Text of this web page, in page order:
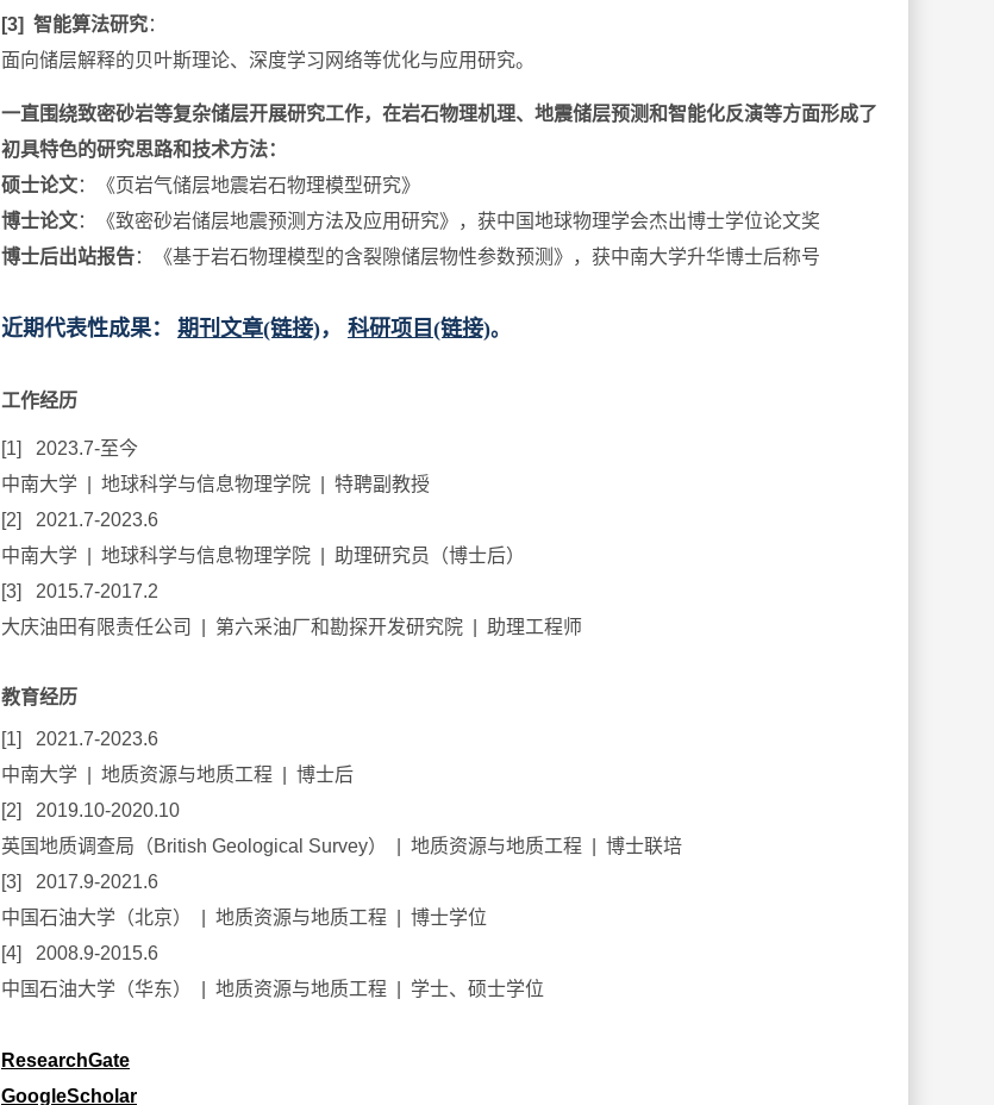
[3] 智能算法研究：
面向储层解释的贝叶斯理论、深度学习网络等优化与应用研究。
一直围绕致密砂岩等复杂储层开展研究工作，在岩石物理机理、地震储层预测和智能化反演等方面形成了
初具特色的研究思路和技术方法：
硕士论文：《页岩气储层地震岩石物理模型研究》
博士论文： 《致密砂岩储层地震预测方法及应用研究》，获中国地球物理学会杰出博士学位论文奖
博士后出站报告： 《基于岩石物理模型的含裂隙储层物性参数预测 》，获中南大学升华博士后称号
近期代表性成果： 期刊文章(链接)， 科研项目(链接)。
工作经历
[1] 2023.7-至今
中南大学 | 地球科学与信息物理学院 | 特聘副教授
[2] 2021.7-2023.6
中南大学 | 地球科学与信息物理学院 | 助理研究员（博士后）
[3] 2015.7-2017.2
大庆油田有限责任公司 | 第六采油厂和勘探开发研究院 | 助理工程师
教育经历
[1] 2021.7-2023.6
中南大学 | 地质资源与地质工程 | 博士后
[2] 2019.10-2020.10
英国地质调查局（British Geological Survey） | 地质资源与地质工程 | 博士联培
[3] 2017.9-2021.6
中国石油大学（北京） | 地质资源与地质工程 | 博士学位
[4] 2008.9-2015.6
中国石油大学（华东） | 地质资源与地质工程 | 学士、硕士学位
ResearchGate
GoogleScholar